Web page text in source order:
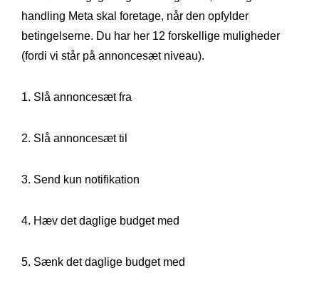
handling Meta skal foretage, når den opfylder
betingelserne. Du har her 12 forskellige muligheder
(fordi vi står på annoncesæt niveau).
1. Slå annoncesæt fra
2. Slå annoncesæt til
3. Send kun notifikation
4. Hæv det daglige budget med
5. Sænk det daglige budget med